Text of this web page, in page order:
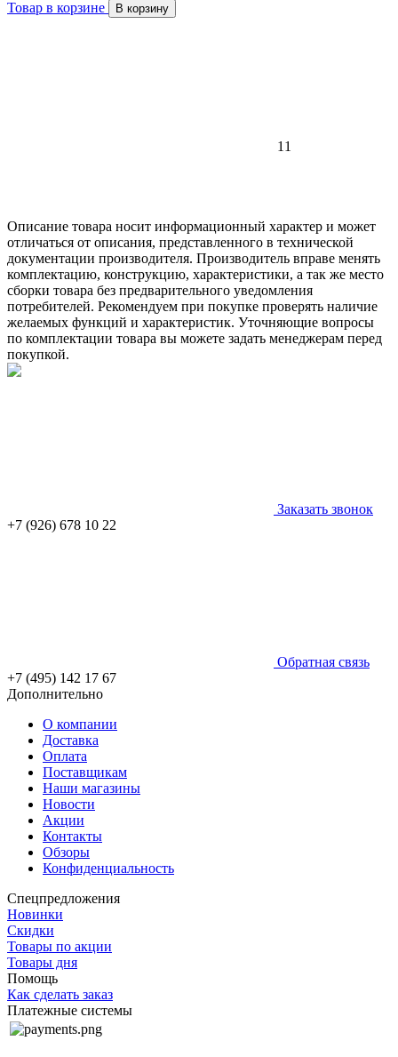
Товар в корзине
В корзину
11
Описание товара носит информационный характер и может
отличаться от описания, представленного в технической
документации производителя. Производитель вправе менять
комплектацию, конструкцию, характеристики, а так же место
сборки товара без предварительного уведомления
потребителей. Рекомендуем при покупке проверять наличие
желаемых функций и характеристик. Уточняющие вопросы
по комплектации товара вы можете задать менеджерам перед
покупкой.
Заказать звонок
+7 (926) 678 10 22
Обратная связь
+7 (495) 142 17 67
Дополнительно
О компании
Доставка
Оплата
Поставщикам
Наши магазины
Новости
Акции
Контакты
Обзоры
Конфиденциальность
Спецпредложения
Новинки
Скидки
Товары по акции
Товары дня
Помощь
Как сделать заказ
Платежные системы